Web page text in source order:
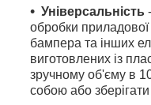
Універсальність
обробки
бампера та інших
виготовлених із
зручному об'єму в
собою або